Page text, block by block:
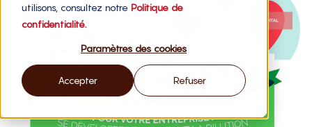
utilisons, consultez notre Politique de
confidentialité.
Paramètres des cookies
Accepter Refuser